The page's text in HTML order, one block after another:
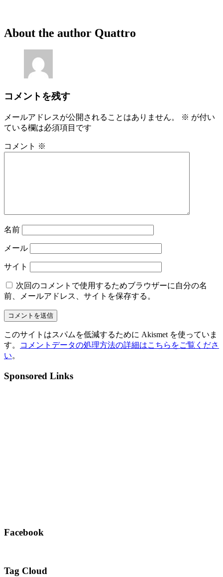
About the author Quattro
コメントを残す
メールアドレスが公開されることはありません。 ※ が付い
ている欄は必須項目です
コメント ※
名前
メール
サイト
次回のコメントで使用するためブラウザーに自分の名
前、メールアドレス、サイトを保存する。
このサイトはスパムを低減するために Akismet を使っていま
す。
コメントデータの処理方法の詳細はこちらをご覧くださ
い。
Sponsored Links
Facebook
Tag Cloud